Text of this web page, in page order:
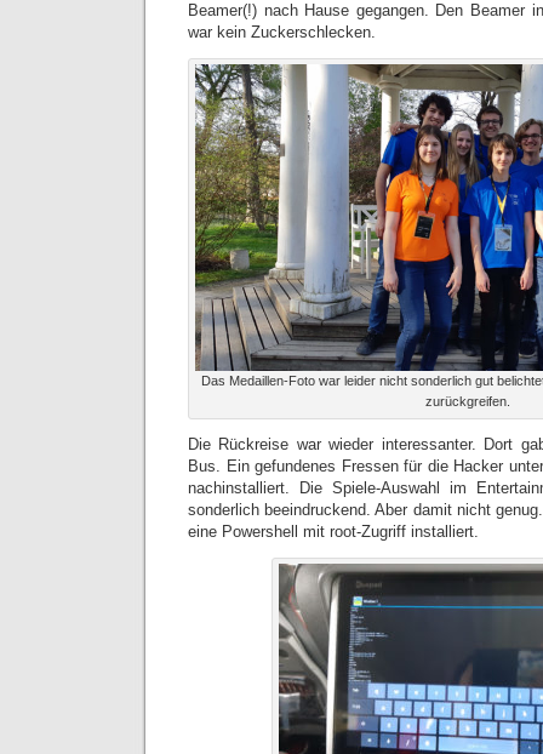
Beamer(!) nach Hause gegangen. Den Beamer
war kein Zuckerschlecken.
Das Medaillen-Foto war leider nicht sonderlich gut
zurückgreifen.
Die Rückreise war wieder interessanter. Dort
Bus. Ein gefundenes Fressen für die Hacker
nachinstalliert. Die Spiele-Auswahl im
sonderlich beeindruckend. Aber damit nicht
eine Powershell mit root-Zugriff installiert.